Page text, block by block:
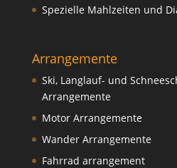
Spezielle Mahlzeiten und
Arrangemente
Ski, Langlauf- und
Arrangemente
Motor Arrangemente
Wander Arrangemente
Fahrrad arrangement